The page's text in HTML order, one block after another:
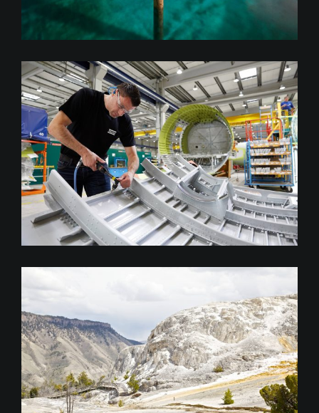
Atlas Copco Aerospace
6565 feet above sea level